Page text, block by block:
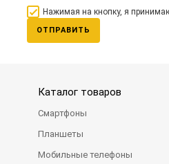
Нажимая на кнопку, я
ОТПРАВИТЬ
Каталог товаров
Смартфоны
Планшеты
Мобильные телефоны